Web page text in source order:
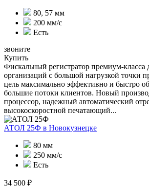
80, 57 мм
200 мм/с
Есть
звоните
Купить
Фискальный регистратор премиум-класса
организаций с большой нагрузкой точки
цель максимально эффективно и быстро
большие потоки клиентов. Новый
процессор, надежный автоматический
высокоскоростной печатающий...
АТОЛ 25Ф в Новокузнецке
80 мм
250 мм/с
Есть
34 500 ₽